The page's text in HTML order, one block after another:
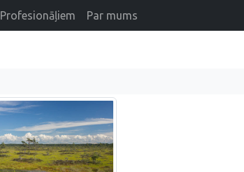
Profesionāļiem Par mums